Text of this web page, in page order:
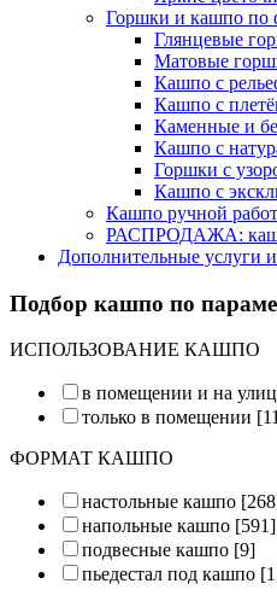
Горшки и кашпо по
Глянцевые
Матовые
Кашпо с
Кашпо с
Каменные и
Кашпо с
Горшки с
Кашпо с
Кашпо ручной
РАСПРОДАЖА:
Дополнительные услуги
Подбор кашпо по
ИСПОЛЬЗОВАНИЕ КАШПО
в помещении и на
только в помещении
ФОРМАТ КАШПО
настольные кашпо
напольные кашпо [591]
подвесные кашпо [9]
пьедестал под кашпо